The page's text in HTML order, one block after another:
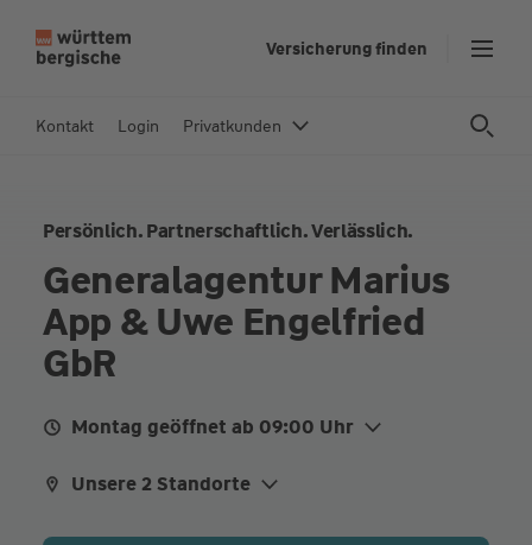
In
Versicherung finden
Kontakt Login Privatkunden
Persönlich. Partnerschaftlich. Verlässlich.
Generalagentur Marius
App & Uwe Engelfried
GbR
Montag geöffnet ab 09:00 Uhr
Mo.
09:00 - 12:00
Unsere 2 Standorte
Bahnhofstraße 25, 74405 Gaildorf